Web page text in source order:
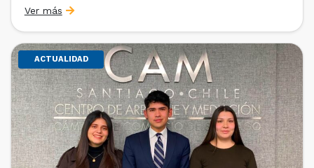
Derecho Internacional de la Facultad de Derecho de la
Universidad de Chile y […]
Ver más
ACTUALIDAD